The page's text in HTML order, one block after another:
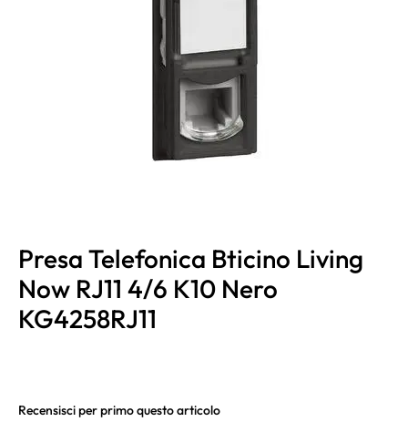
Presa Telefonica Bticino Living
Now RJ11 4/6 K10 Nero
KG4258RJ11
Recensisci per primo questo articolo